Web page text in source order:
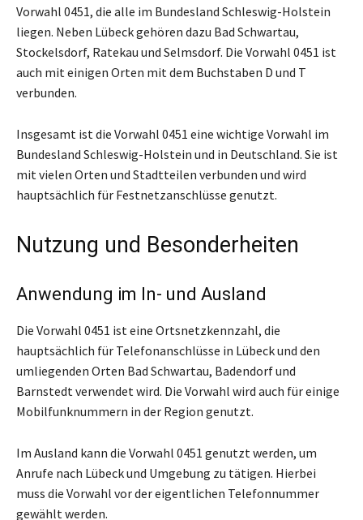
Vorwahl 0451, die alle im Bundesland Schleswig-Holstein
liegen. Neben Lübeck gehören dazu Bad Schwartau,
Stockelsdorf, Ratekau und Selmsdorf. Die Vorwahl 0451 ist
auch mit einigen Orten mit dem Buchstaben D und T
verbunden.
Insgesamt ist die Vorwahl 0451 eine wichtige Vorwahl im
Bundesland Schleswig-Holstein und in Deutschland. Sie ist
mit vielen Orten und Stadtteilen verbunden und wird
hauptsächlich für Festnetzanschlüsse genutzt.
Nutzung und Besonderheiten
Anwendung im In- und Ausland
Die Vorwahl 0451 ist eine Ortsnetzkennzahl, die
hauptsächlich für Telefonanschlüsse in Lübeck und den
umliegenden Orten Bad Schwartau, Badendorf und
Barnstedt verwendet wird. Die Vorwahl wird auch für einige
Mobilfunknummern in der Region genutzt.
Im Ausland kann die Vorwahl 0451 genutzt werden, um
Anrufe nach Lübeck und Umgebung zu tätigen. Hierbei
muss die Vorwahl vor der eigentlichen Telefonnummer
gewählt werden.